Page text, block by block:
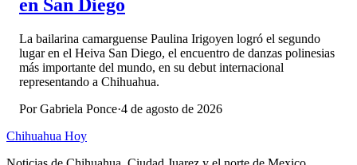
en San Diego
La bailarina camarguense Paulina Irigoyen logró el segundo
lugar en el Heiva San Diego, el encuentro de danzas polinesias
más importante del mundo, en su debut internacional
representando a Chihuahua.
PorGabriela Ponce·4 de agosto de 2026
Chihuahua Hoy